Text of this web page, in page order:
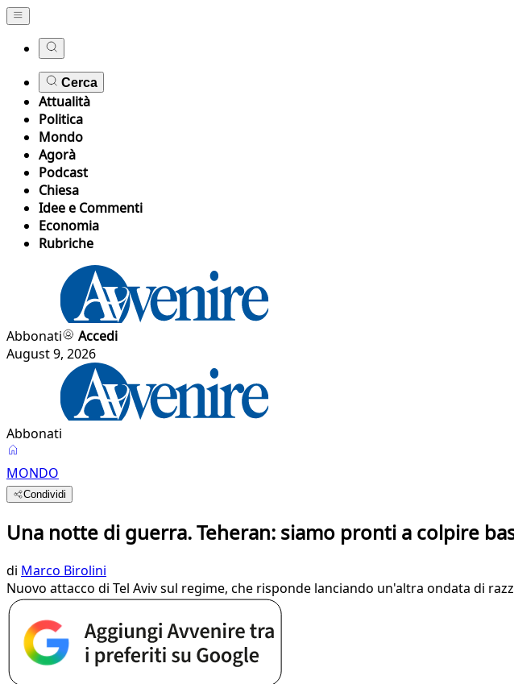
Cerca
Attualità
Politica
Mondo
Agorà
Podcast
Chiesa
Idee e Commenti
Economia
Rubriche
Abbonati
Accedi
August 9, 2026
Abbonati
MONDO
Condividi
Una notte di guerra. Teheran: siamo pronti a colpire
di Marco Birolini
Nuovo attacco di Tel Aviv sul regime, che risponde lanciando un'altra ondata di